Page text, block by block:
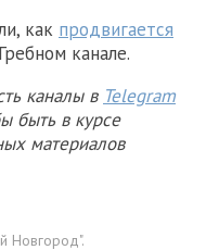
как продвигается
канале.
каналы в Telegram
быть в курсе
материалов
Новгород".